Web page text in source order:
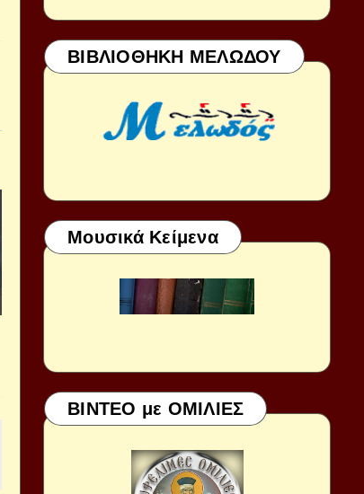
ΒΙΒΛΙΟΘΗΚΗ ΜΕΛΩΔΟΥ
Μουσικά Κείμενα
ΒΙΝΤΕΟ με ΟΜΙΛΙΕΣ